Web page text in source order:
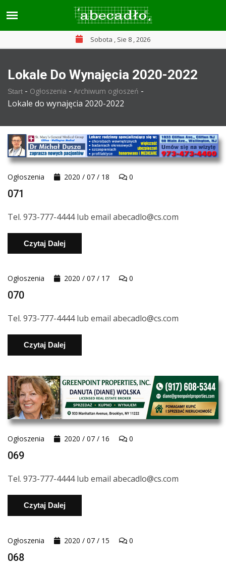
Sobota , Sie 8 , 2026
Lokale Do Wynajęcia 2020-2022
Start - Ogłoszenia - Archiwum ogłoszeń -
Lokale do wynajęcia 2020-2022
Ogłoszenia 2020 / 07 / 18 0
071
Tel. 973-777-4444 lub email abecadlo@cs.com
Czytaj Dalej
Ogłoszenia 2020 / 07 / 17 0
070
Tel. 973-777-4444 lub email abecadlo@cs.com
Czytaj Dalej
Ogłoszenia 2020 / 07 / 16 0
069
Tel. 973-777-4444 lub email abecadlo@cs.com
Czytaj Dalej
Ogłoszenia 2020 / 07 / 15 0
068